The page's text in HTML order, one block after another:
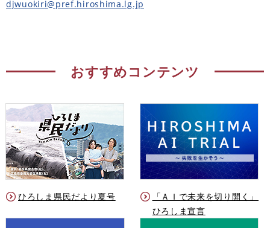
djwuokiri@pref.hiroshima.lg.jp
おすすめコンテンツ
ひろしま県民だより夏号
「ＡＩで未来を切り開く」
ひろしま宣言